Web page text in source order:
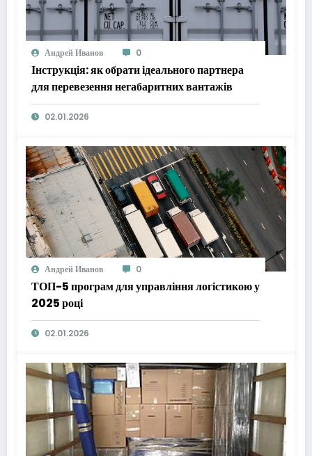
Андрей Иванов 0
Інструкція: як обрати ідеального партнера
для перевезення негабаритних вантажів
02.01.2026
Андрей Иванов 0
ТОП-5 програм для управління логістикою у
2025 році
02.01.2026